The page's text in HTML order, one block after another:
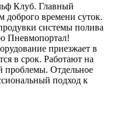
Клуб. Главный
времени суток.
системы полива
Пневмопортал!
приезжает в
в срок. Работают на
проблемы. Отдельное
подход к